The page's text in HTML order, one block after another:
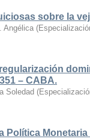
sobre la
Angélica (
– CABA.
Soledad (
Política